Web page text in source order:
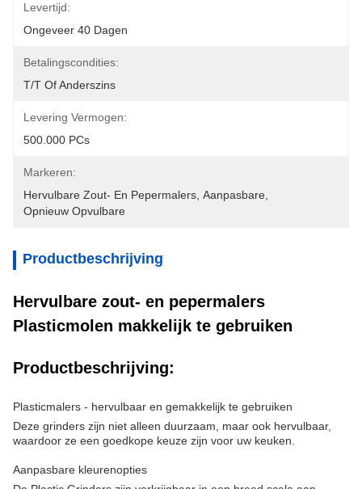
Levertijd:
Ongeveer 40 Dagen
Betalingscondities:
T/T Of Anderszins
Levering Vermogen:
500.000 PCs
Markeren:
Hervulbare Zout- En Pepermalers Aanpasbare
Opnieuw Opvulbare
Productbeschrijving
Hervulbare zout- en pepermalers
Plasticmolen makkelijk te gebruiken
Productbeschrijving:
Plasticmalers - hervulbaar en gemakkelijk te gebruiken
Deze grinders zijn niet alleen duurzaam, maar ook hervulbaar,
waardoor ze een goedkope keuze zijn voor uw keuken.
Aanpasbare kleurenopties